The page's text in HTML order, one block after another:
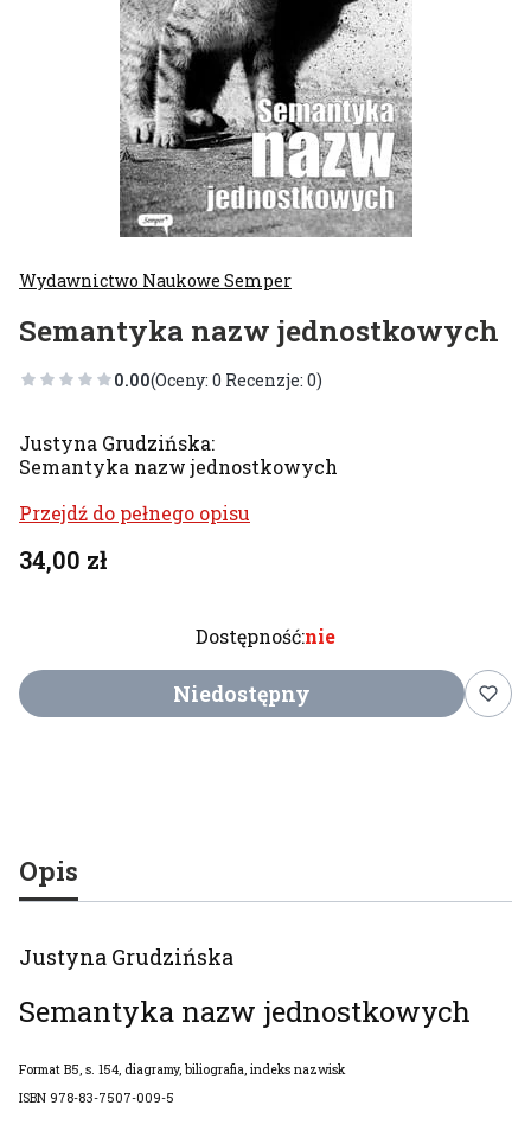
Wydawnictwo Naukowe Semper
Semantyka nazw jednostkowych
0.00(Oceny: 0 Recenzje: 0)
Justyna Grudzińska:
Semantyka nazw jednostkowych
Przejdź do pełnego opisu
Cena
34,00 zł
Dostępność:nie
Niedostępny
Opis
Justyna Grudzińska
Semantyka nazw jednostkowych
Format B5, s. 154, diagramy, biliografia, indeks nazwisk
ISBN 978-83-7507-009-5